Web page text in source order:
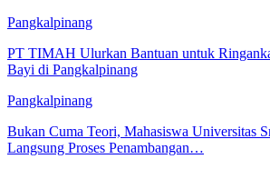
Pangkalpinang
PT TIMAH Ulurkan Bantuan untuk
Bayi di Pangkalpinang
Pangkalpinang
Bukan Cuma Teori, Mahasiswa Universitas
Langsung Proses Penambangan…